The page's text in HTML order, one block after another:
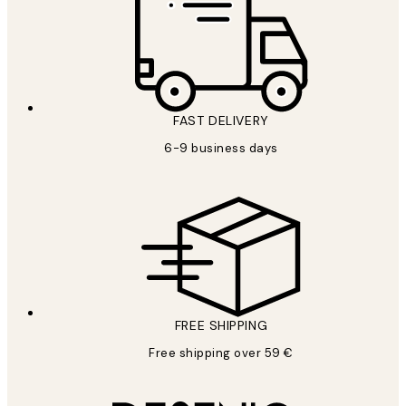
FAST DELIVERY
6-9 business days
FREE SHIPPING
Free shipping over 59 €